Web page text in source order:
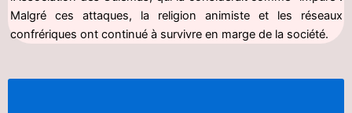
Malgré ces attaques, la religion animiste et les réseaux
confrériques ont continué à survivre en marge de la société.